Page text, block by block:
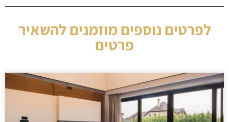
לפרטים נוספים מוזמנים להשאיר
פרטים